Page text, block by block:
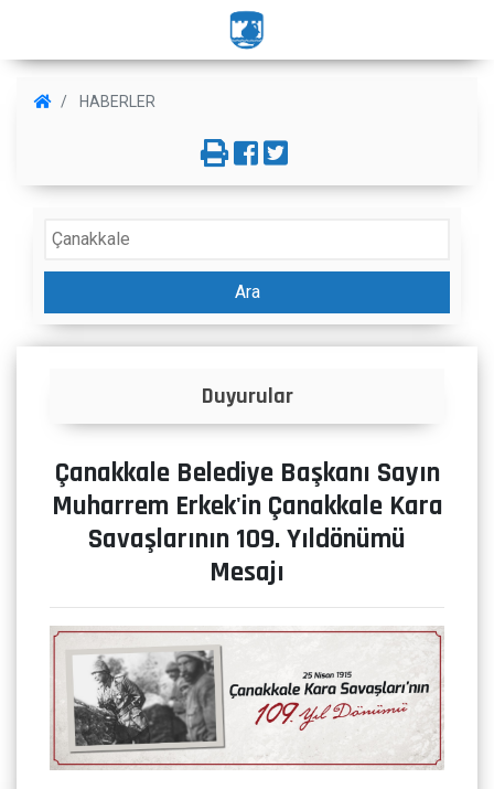
HABERLER
Ara
Çanakkale Belediye Başkanı Sayın
Muharrem Erkek'in Çanakkale Kara
Savaşlarının 109. Yıldönümü
Mesajı